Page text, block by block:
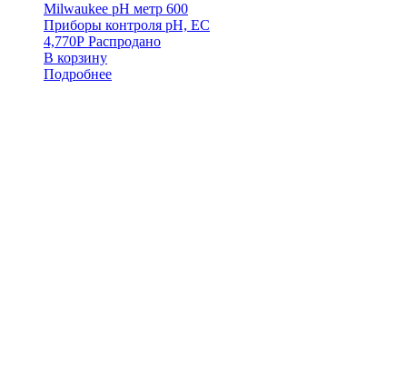
Milwaukee pH метр 600
Приборы контроля pH, EC
4,770Р Распродано
В корзину
Подробнее